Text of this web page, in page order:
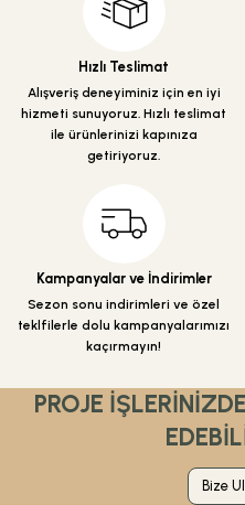
Ürün açıklamasında eksik bilgiler
Ürün bilgilerinde hatalar bulunuyor.
Ürün fiyatı diğer sitelerden daha
Bu ürüne benzer farklı
Hızlı Teslimat
Alışveriş deneyiminiz için en iyi
hizmeti sunuyoruz. Hızlı teslimat
ile ürünlerinizi kapınıza
getiriyoruz.
Kampanyalar ve İndirimler
Sezon sonu indirimleri ve özel
teklfilerle dolu kampanyalarımızı
kaçırmayın!
PROJE
Bize